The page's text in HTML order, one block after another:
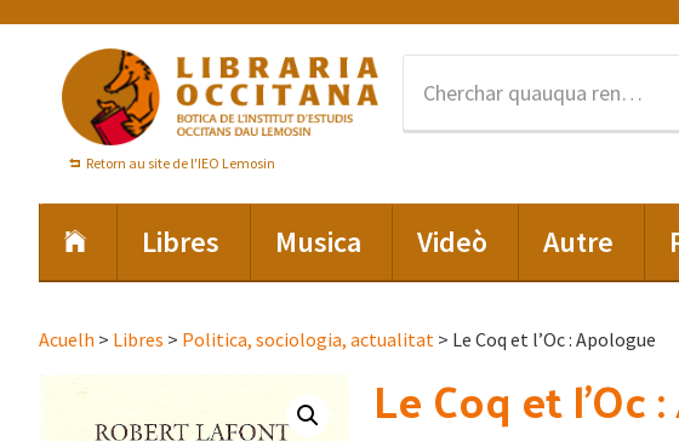
primary
navigation
content
Retorn au site de l'IEO Lemosin
Libres Musica Videò Autre
Acuelh > Libres > Politica, sociologia, actualitat > Le Coq et l’Oc : Apologue
Le Coq et l’Oc